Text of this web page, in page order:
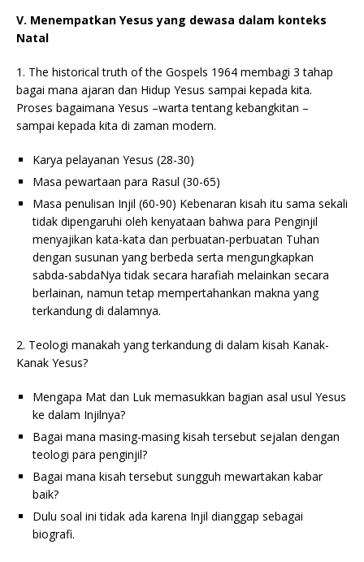
V. Menempatkan Yesus yang dewasa dalam konteks
Natal
1. The historical truth of the Gospels 1964 membagi 3 tahap
bagai mana ajaran dan Hidup Yesus sampai kepada kita.
Proses bagaimana Yesus –warta tentang kebangkitan –
sampai kepada kita di zaman modern.
Karya pelayanan Yesus (28-30)
Masa pewartaan para Rasul (30-65)
Masa penulisan Injil (60-90) Kebenaran kisah itu sama sekali
tidak dipengaruhi oleh kenyataan bahwa para Penginjil
menyajikan kata-kata dan perbuatan-perbuatan Tuhan
dengan susunan yang berbeda serta mengungkapkan
sabda-sabdaNya tidak secara harafiah melainkan secara
berlainan, namun tetap mempertahankan makna yang
terkandung di dalamnya.
2. Teologi manakah yang terkandung di dalam kisah Kanak-
Kanak Yesus?
Mengapa Mat dan Luk memasukkan bagian asal usul Yesus
ke dalam Injilnya?
Bagai mana masing-masing kisah tersebut sejalan dengan
teologi para penginjil?
Bagai mana kisah tersebut sungguh mewartakan kabar
baik?
Dulu soal ini tidak ada karena Injil dianggap sebagai
biografi.